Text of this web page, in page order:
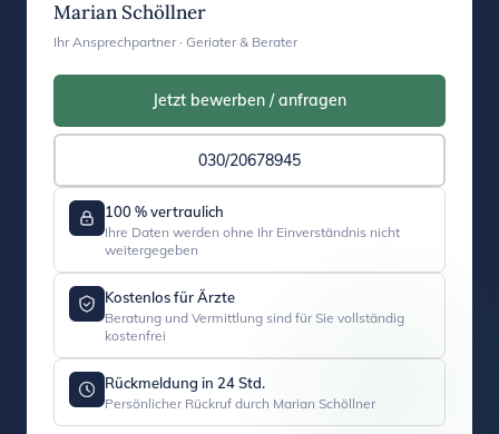
Marian Schöllner
Ihr Ansprechpartner · Geriater & Berater
Jetzt bewerben / anfragen
030/20678945
100 % vertraulich
Ihre Daten werden ohne Ihr Einverständnis nicht
weitergegeben
Kostenlos für Ärzte
Beratung und Vermittlung sind für Sie vollständig
kostenfrei
Rückmeldung in 24 Std.
Persönlicher Rückruf durch Marian Schöllner